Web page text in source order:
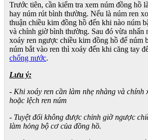
Trước tiên, cần kiểm tra xem núm đồng hồ
hay núm rút bình thường. Nếu là núm ren
thuận chiều kim đồng hồ đến khi nào núm
và chỉnh giờ bình thường. Sau đó vừa nhấn
xoáy ren ngược chiều kim đồng hồ để núm
núm bắt vào ren thì xoáy đến khi căng tay
chống nước.
Lưu ý:
- Khi xoáy ren cần làm nhẹ nhàng và chính
hoặc lệch ren núm
- Tuyệt đối không được chỉnh giờ ngược
làm hỏng bộ cơ của đồng hồ.